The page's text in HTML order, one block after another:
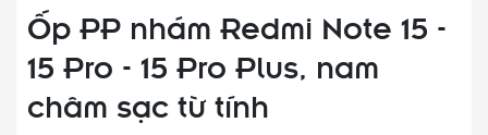
Ốp PP nhám Redmi Note 15 -
15 Pro - 15 Pro Plus, nam
châm sạc từ tính